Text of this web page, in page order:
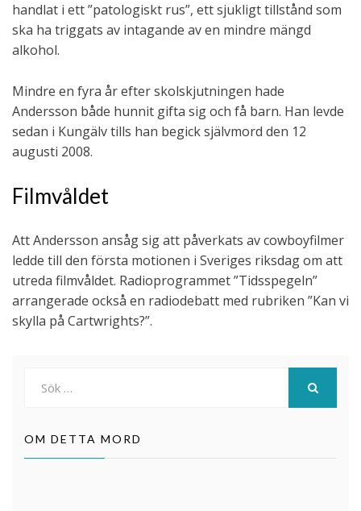
handlat i ett ”patologiskt rus”, ett sjukligt tillstånd som
ska ha triggats av intagande av en mindre mängd
alkohol.
Mindre en fyra år efter skolskjutningen hade
Andersson både hunnit gifta sig och få barn. Han levde
sedan i Kungälv tills han begick självmord den 12
augusti 2008.
Filmvåldet
Att Andersson ansåg sig att påverkats av cowboyfilmer
ledde till den första motionen i Sveriges riksdag om att
utreda filmvåldet. Radioprogrammet ”Tidsspegeln”
arrangerade också en radiodebatt med rubriken ”Kan vi
skylla på Cartwrights?”.
efter:
OM DETTA MORD